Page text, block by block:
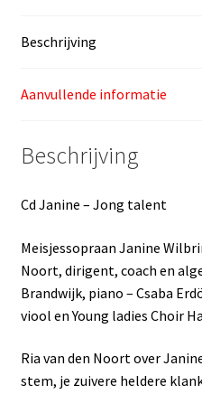
Beschrijving
Aanvullende informatie
Beschrijving
Cd Janine – Jong talent
Meisjessopraan Janine
Noort, dirigent, coach en
Brandwijk, piano – Csaba
viool en Young ladies Choir
Ria van den Noort over
stem, je zuivere heldere